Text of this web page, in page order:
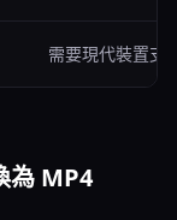
需要現代裝置支
為 MP4